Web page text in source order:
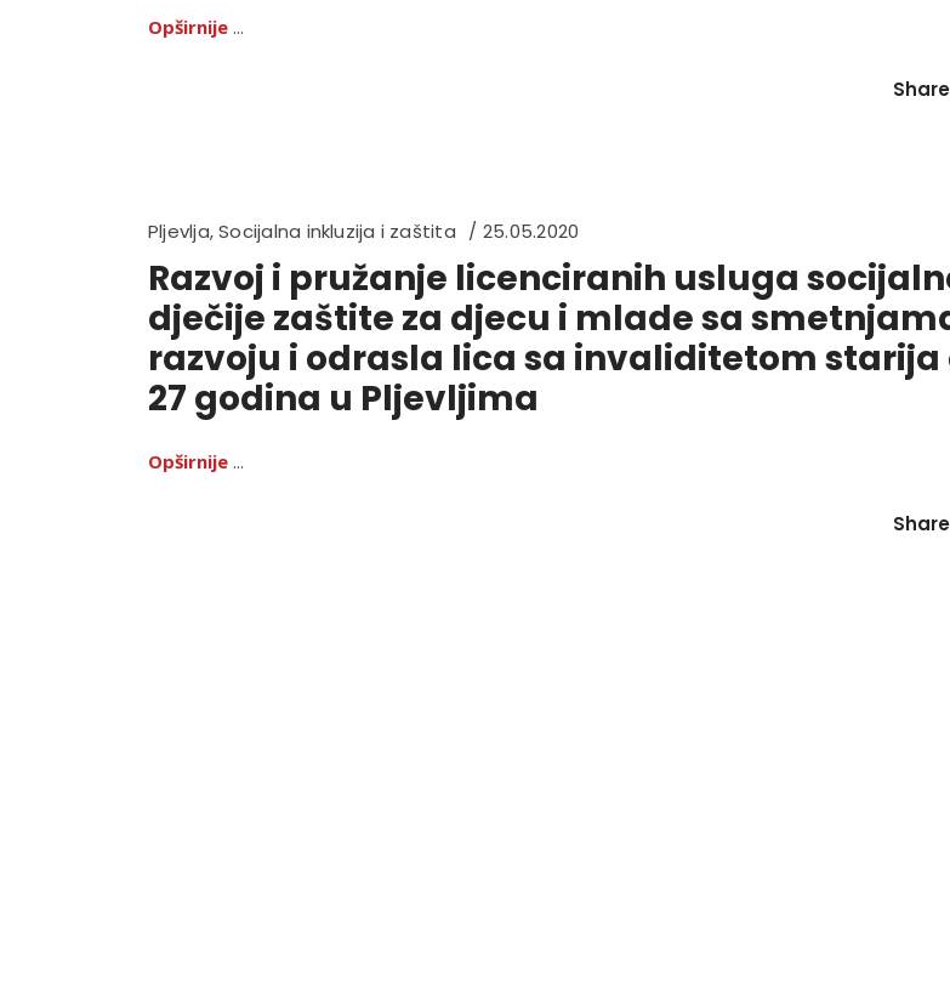
Opširnije
Pljevlja,Socijalna inkluzija i zaštita 25.05.2020
Razvoj i pružanje licenciranih usluga
dječije zaštite za djecu i mlade sa
razvoju i odrasla lica sa invaliditetom starija
27 godina u Pljevljima
Opširnije